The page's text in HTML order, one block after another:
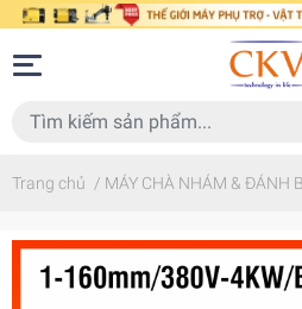
Trang chủ / MÁY CHÀ NHÁM & ĐÁNH